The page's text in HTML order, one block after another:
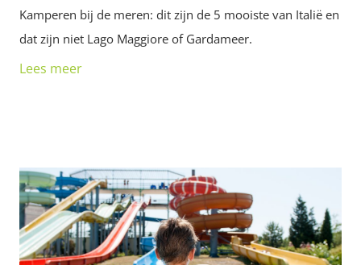
Kamperen bij de meren: dit zijn de 5 mooiste van Italië en
dat zijn niet Lago Maggiore of Gardameer.
Lees meer